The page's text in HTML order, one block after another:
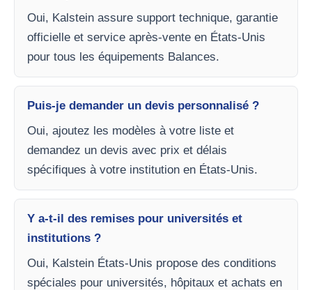
Oui, Kalstein assure support technique, garantie
officielle et service après-vente en États-Unis
pour tous les équipements Balances.
Puis-je demander un devis personnalisé ?
Oui, ajoutez les modèles à votre liste et
demandez un devis avec prix et délais
spécifiques à votre institution en États-Unis.
Y a-t-il des remises pour universités et
institutions ?
Oui, Kalstein États-Unis propose des conditions
spéciales pour universités, hôpitaux et achats en